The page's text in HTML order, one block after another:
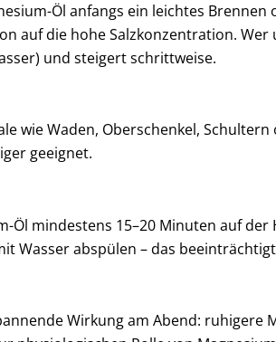
Öl anfangs ein leichtes
auf die hohe Salzkonzentration.
und steigert schrittweise.
wie Waden, Oberschenkel, Schultern
geeignet.
Öl mindestens 15–20 Minuten auf
Wasser abspülen – das
Wirkung am Abend: ruhigere